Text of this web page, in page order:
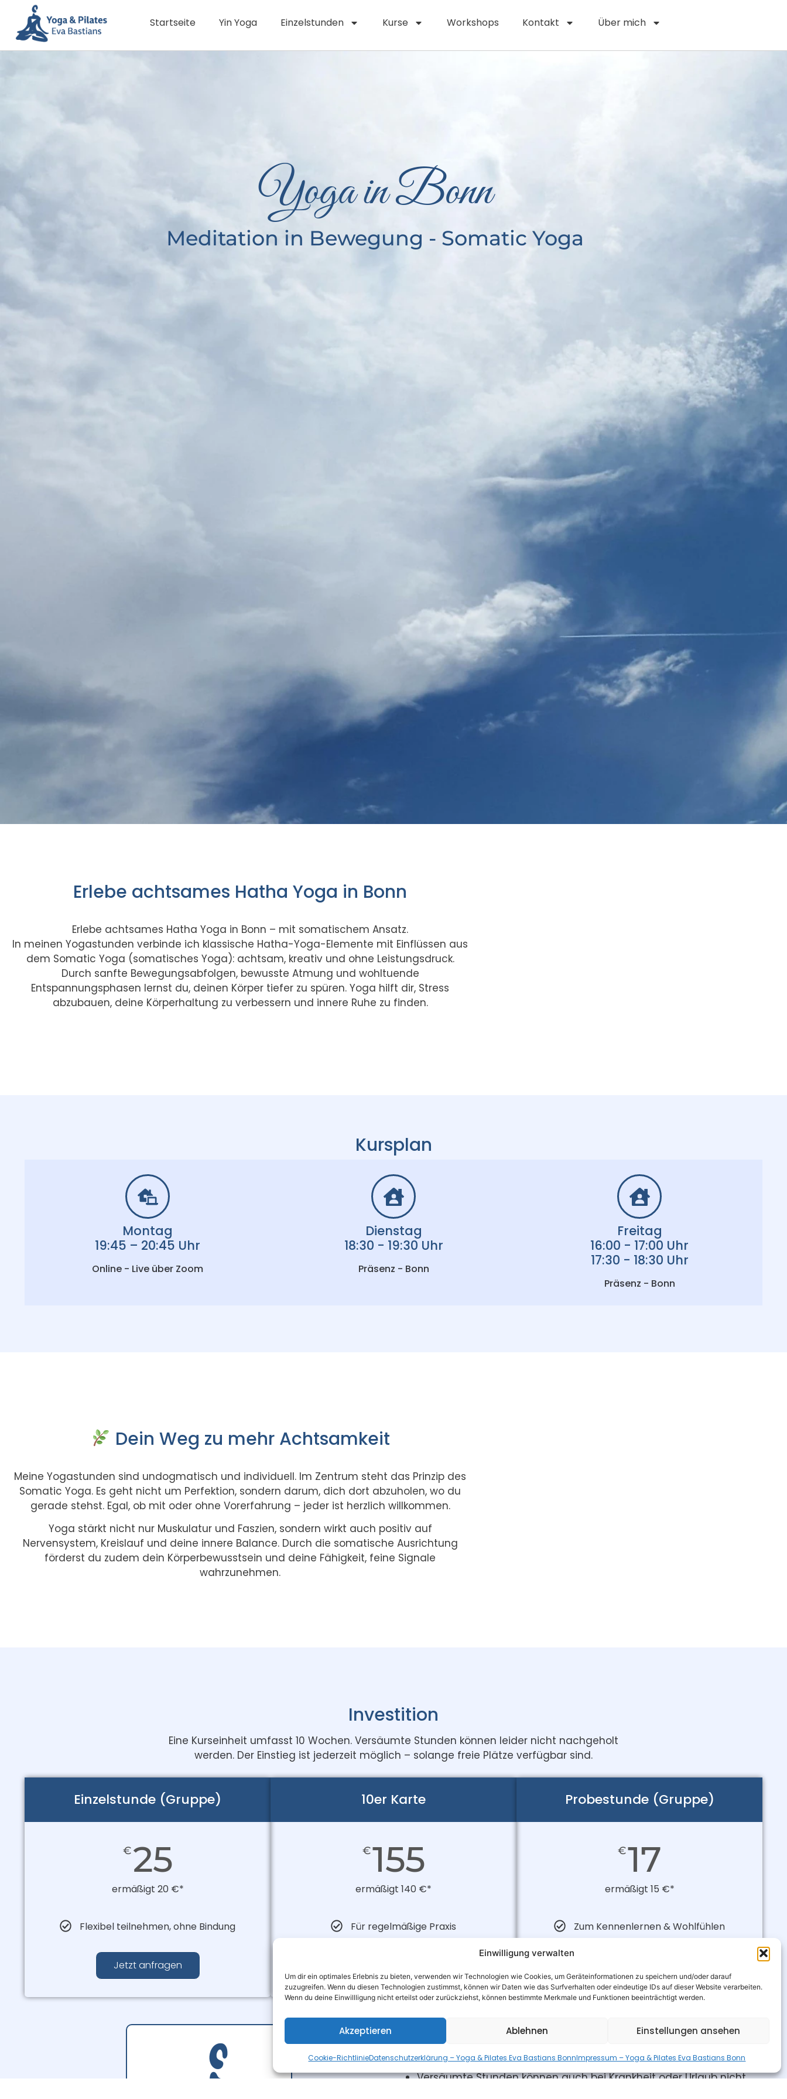
Einwilligung verwalten
Um dir ein optimales Erlebnis zu bieten, verwenden wir Technologien wie Cookies, um Geräteinformationen zu speichern und/oder darauf
zuzugreifen. Wenn du diesen Technologien zustimmst, können wir Daten wie das Surfverhalten oder eindeutige IDs auf dieser Website verarbeiten.
Wenn du deine Einwillligung nicht erteilst oder zurückziehst, können bestimmte Merkmale und Funktionen beeinträchtigt werden.
Akzeptieren Ablehnen Einstellungen ansehen
Cookie-RichtlinieDatenschutzerklärung – Yoga & Pilates Eva Bastians BonnImpressum – Yoga & Pilates Eva Bastians Bonn
Startseite Yin Yoga Einzelstunden Kurse Workshops Kontakt Über mich
Yoga in Bonn
Meditation in Bewegung - Somatic Yoga
Erlebe achtsames Hatha Yoga in Bonn
Erlebe achtsames Hatha Yoga in Bonn – mit somatischem Ansatz.
In meinen Yogastunden verbinde ich klassische Hatha-Yoga-Elemente mit Einflüssen aus
dem Somatic Yoga (somatisches Yoga): achtsam, kreativ und ohne Leistungsdruck.
Durch sanfte Bewegungsabfolgen, bewusste Atmung und wohltuende
Entspannungsphasen lernst du, deinen Körper tiefer zu spüren. Yoga hilft dir, Stress
abzubauen, deine Körperhaltung zu verbessern und innere Ruhe zu finden.
Kursplan
Montag
19:45 – 20:45 Uhr
Online - Live über Zoom
Dienstag
18:30 - 19:30 Uhr
Präsenz - Bonn
Freitag
16:00 - 17:00 Uhr
17:30 - 18:30 Uhr
Präsenz - Bonn
Dein Weg zu mehr Achtsamkeit
Meine Yogastunden sind undogmatisch und individuell. Im Zentrum steht das Prinzip des
Somatic Yoga. Es geht nicht um Perfektion, sondern darum, dich dort abzuholen, wo du
gerade stehst. Egal, ob mit oder ohne Vorerfahrung – jeder ist herzlich willkommen.
Yoga stärkt nicht nur Muskulatur und Faszien, sondern wirkt auch positiv auf
Nervensystem, Kreislauf und deine innere Balance. Durch die somatische Ausrichtung
förderst du zudem dein Körperbewusstsein und deine Fähigkeit, feine Signale
wahrzunehmen.
Investition
Eine Kurseinheit umfasst 10 Wochen. Versäumte Stunden können leider nicht nachgeholt
werden. Der Einstieg ist jederzeit möglich – solange freie Plätze verfügbar sind.
Einzelstunde (Gruppe)
€ 25
ermäßigt 20 €*
Flexibel teilnehmen, ohne Bindung
Jetzt anfragen
10er Karte
€155
ermäßigt 140 €*
Für regelmäßige Praxis
Probestunde (Gruppe)
€17
ermäßigt 15 €*
Zum Kennenlernen & Wohlfühlen
Kurseinheiten – Ablauf & Teilnahme
Der Unterricht findet wöchentlich und fortlaufend statt.
Eine Kurseinheit umfasst 10 fortlaufende Termine.
Versäumte Stunden können auch bei Krankheit oder Urlaub nicht